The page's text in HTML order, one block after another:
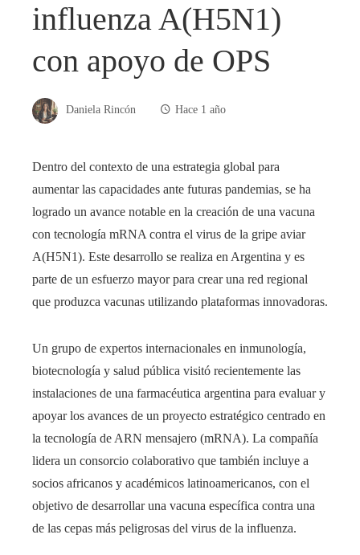
influenza A(H5N1)
con apoyo de OPS
Daniela Rincón Hace 1 año
Dentro del contexto de una estrategia global para
aumentar las capacidades ante futuras pandemias, se ha
logrado un avance notable en la creación de una vacuna
con tecnología mRNA contra el virus de la gripe aviar
A(H5N1). Este desarrollo se realiza en Argentina y es
parte de un esfuerzo mayor para crear una red regional
que produzca vacunas utilizando plataformas innovadoras.
Un grupo de expertos internacionales en inmunología,
biotecnología y salud pública visitó recientemente las
instalaciones de una farmacéutica argentina para evaluar y
apoyar los avances de un proyecto estratégico centrado en
la tecnología de ARN mensajero (mRNA). La compañía
lidera un consorcio colaborativo que también incluye a
socios africanos y académicos latinoamericanos, con el
objetivo de desarrollar una vacuna específica contra una
de las cepas más peligrosas del virus de la influenza.